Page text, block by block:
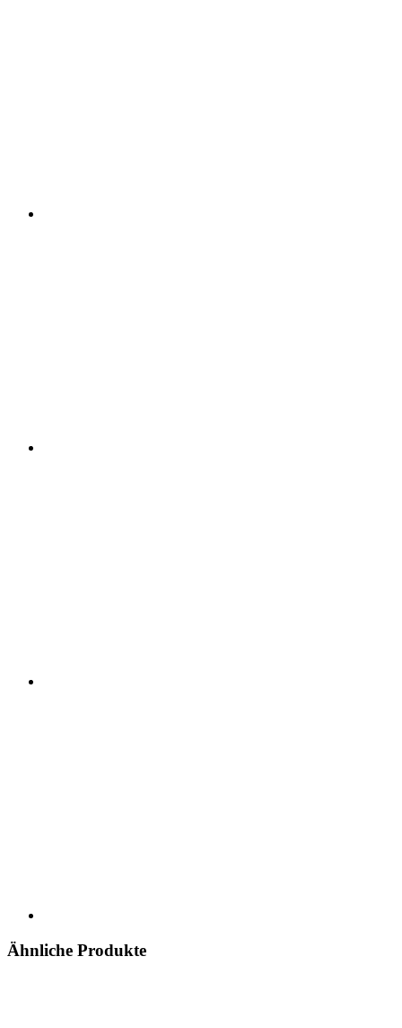
Ähnliche Produkte